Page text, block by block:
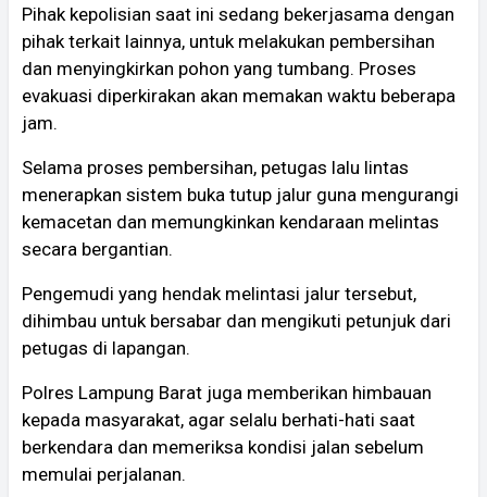
Pihak kepolisian saat ini sedang bekerjasama dengan
pihak terkait lainnya, untuk melakukan pembersihan
dan menyingkirkan pohon yang tumbang. Proses
evakuasi diperkirakan akan memakan waktu beberapa
jam.
Selama proses pembersihan, petugas lalu lintas
menerapkan sistem buka tutup jalur guna mengurangi
kemacetan dan memungkinkan kendaraan melintas
secara bergantian.
Pengemudi yang hendak melintasi jalur tersebut,
dihimbau untuk bersabar dan mengikuti petunjuk dari
petugas di lapangan.
Polres Lampung Barat juga memberikan himbauan
kepada masyarakat, agar selalu berhati-hati saat
berkendara dan memeriksa kondisi jalan sebelum
memulai perjalanan.